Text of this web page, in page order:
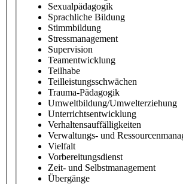
Sexualpädagogik
Sprachliche Bildung
Stimmbildung
Stressmanagement
Supervision
Teamentwicklung
Teilhabe
Teilleistungsschwächen
Trauma-Pädagogik
Umweltbildung/Umwelterziehung
Unterrichtsentwicklung
Verhaltensauffälligkeiten
Verwaltungs- und
Vielfalt
Vorbereitungsdienst
Zeit- und Selbstmanagement
Übergänge